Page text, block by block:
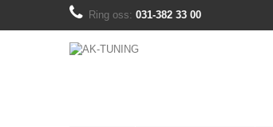
Ring oss: 031-382 33 00